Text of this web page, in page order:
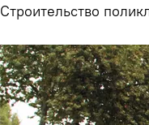
Строительство